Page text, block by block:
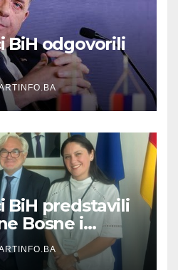
BiH odgovorili
i pripada svim
BiH predstavili
Bosne i
ambasadoru